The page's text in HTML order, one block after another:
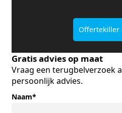
Offertekiller
Gratis advies op maat
Vraag een terugbelverzoek
persoonlijk advies.
Naam*